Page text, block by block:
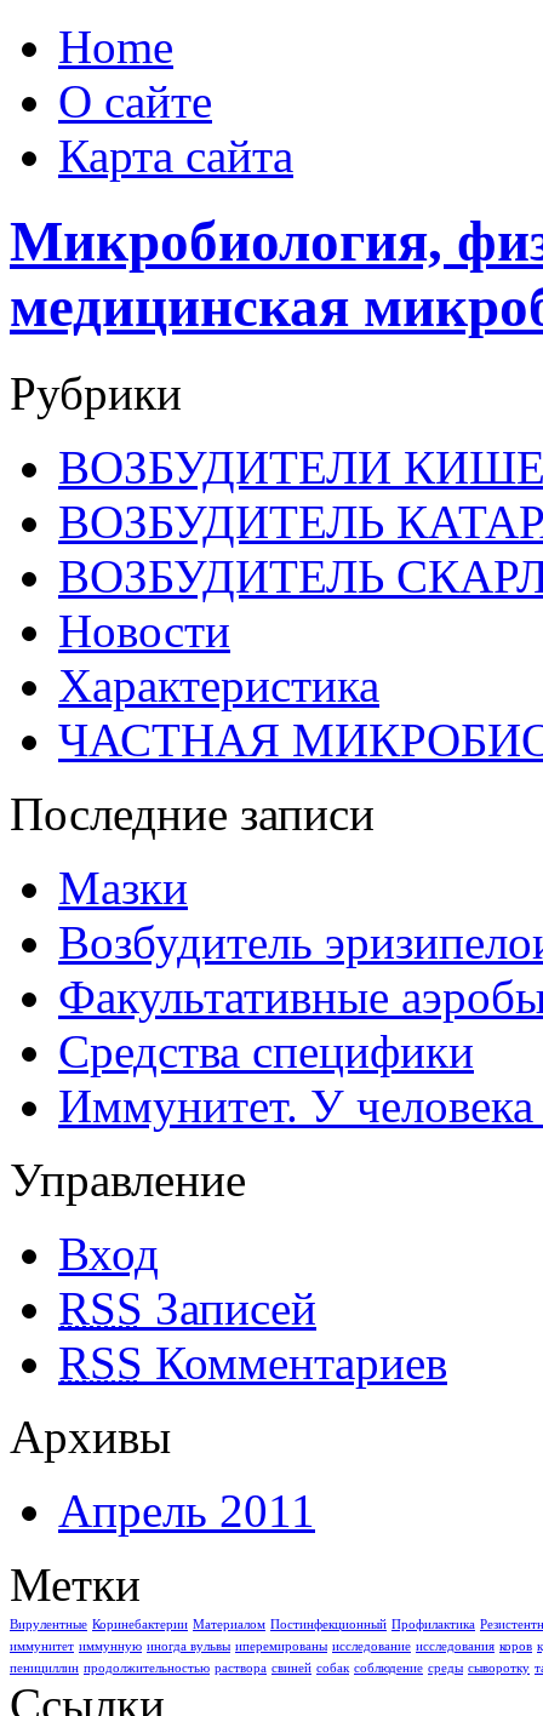
Home
О сайте
Карта сайта
Микробиология,
медицинская
Рубрики
ВОЗБУДИТЕЛИ
ВОЗБУДИТЕЛЬ
ВОЗБУДИТЕЛЬ
Новости
Характеристика
ЧАСТНАЯ
Последние записи
Мазки
Возбудитель
Факультативные
Средства специфики
Иммунитет. У человека
Управление
Вход
RSS Записей
RSS Комментариев
Архивы
Апрель 2011
Метки
Вирулентные Коринебактерии Материалом Постинфекционный Профилактика
иммунитет иммунную иногда вульвы иперемированы исследование исследования коров
пенициллин продолжительностью раствора свиней собак соблюдение среды сыворотку
Ссылки